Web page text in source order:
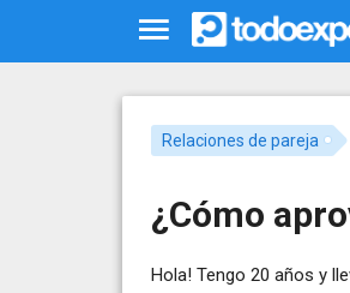
Relaciones de pareja
¿Cómo
Hola! Tengo 20 años y